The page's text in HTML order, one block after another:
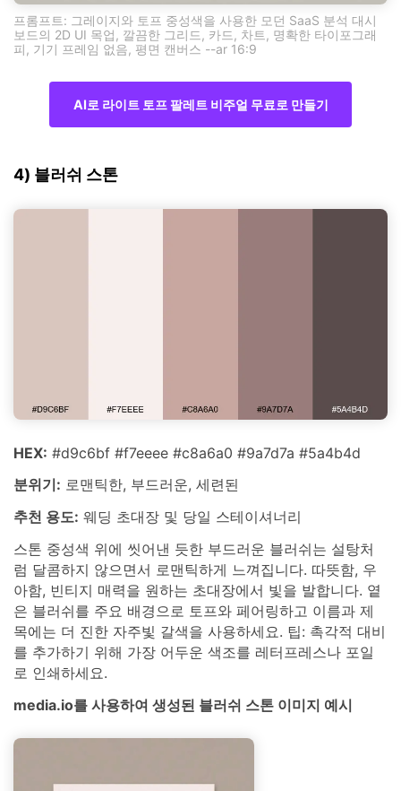
프롬프트: 그레이지와 토프 중성색을 사용한 모던 SaaS 분석 대시
보드의 2D UI 목업, 깔끔한 그리드, 카드, 차트, 명확한 타이포그래
피, 기기 프레임 없음, 평면 캔버스 --ar 16:9
AI로 라이트 토프 팔레트 비주얼 무료로 만들기
4) 블러쉬 스톤
HEX: #d9c6bf #f7eeee #c8a6a0 #9a7d7a #5a4b4d
분위기: 로맨틱한, 부드러운, 세련된
추천 용도: 웨딩 초대장 및 당일 스테이셔너리
스톤 중성색 위에 씻어낸 듯한 부드러운 블러쉬는 설탕처
럼 달콤하지 않으면서 로맨틱하게 느껴집니다. 따뜻함, 우
아함, 빈티지 매력을 원하는 초대장에서 빛을 발합니다. 옅
은 블러쉬를 주요 배경으로 토프와 페어링하고 이름과 제
목에는 더 진한 자주빛 갈색을 사용하세요. 팁: 촉각적 대비
를 추가하기 위해 가장 어두운 색조를 레터프레스나 포일
로 인쇄하세요.
media.io를 사용하여 생성된 블러쉬 스톤 이미지 예시